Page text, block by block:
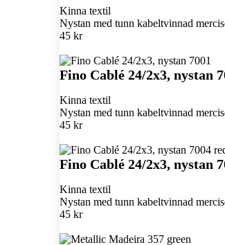
Kinna textil
Nystan med tunn kabeltvinnad
45 kr
Fino Cablé 24/2x3, nystan
Kinna textil
Nystan med tunn kabeltvinnad
45 kr
Fino Cablé 24/2x3, nystan
Kinna textil
Nystan med tunn kabeltvinnad
45 kr